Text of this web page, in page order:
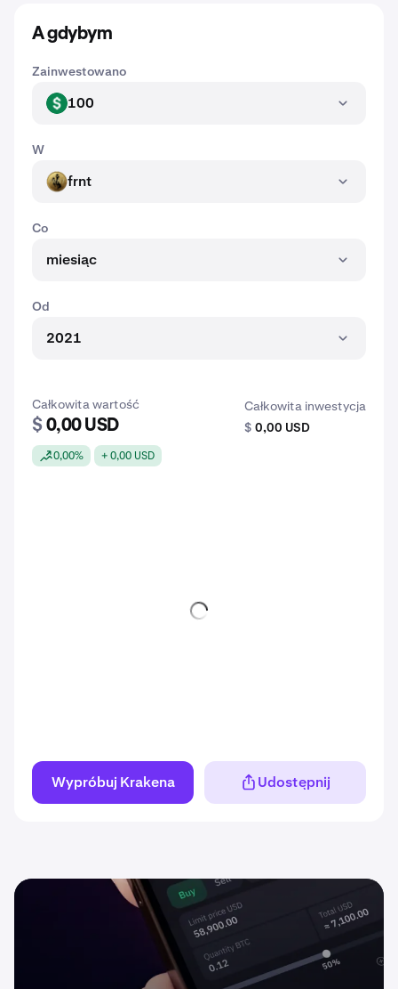
A gdybym
Zainwestowano
USD 100
W
FRNT frnt
Co
miesiąc
Od
2021
Całkowita wartość
$ 0,00 USD
0,00% + 0,00 USD
Całkowita inwestycja
$ 0,00 USD
Wypróbuj Krakena Udostępnij